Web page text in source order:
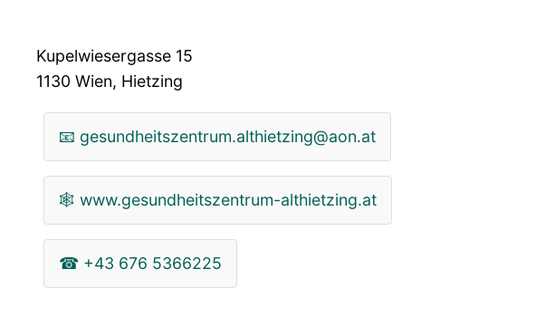
Kupelwiesergasse 15
1130 Wien, Hietzing
📧 gesundheitszentrum.althietzing@aon.at
🕸 www.gesundheitszentrum-althietzing.at
☎ +43 676 5366225